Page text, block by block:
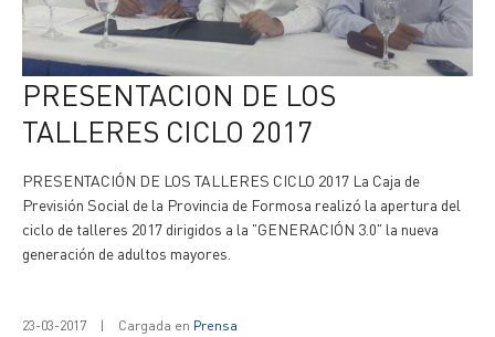
PRESENTACION DE LOS
TALLERES CICLO 2017
PRESENTACIÓN DE LOS TALLERES CICLO 2017 La Caja de
Previsión Social de la Provincia de Formosa realizó la apertura del
ciclo de talleres 2017 dirigidos a la "GENERACIÓN 3.0" la nueva
generación de adultos mayores.
23-03-2017 | Cargada en Prensa